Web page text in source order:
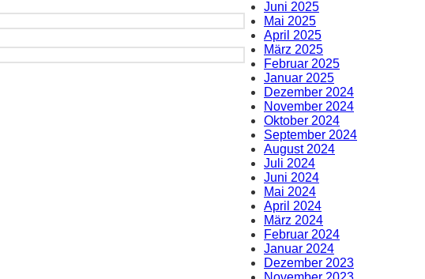
Juni 2025
Mai 2025
April 2025
März 2025
Februar 2025
Januar 2025
Dezember 2024
November 2024
Oktober 2024
September 2024
August 2024
Juli 2024
Juni 2024
Mai 2024
April 2024
März 2024
Februar 2024
Januar 2024
Dezember 2023